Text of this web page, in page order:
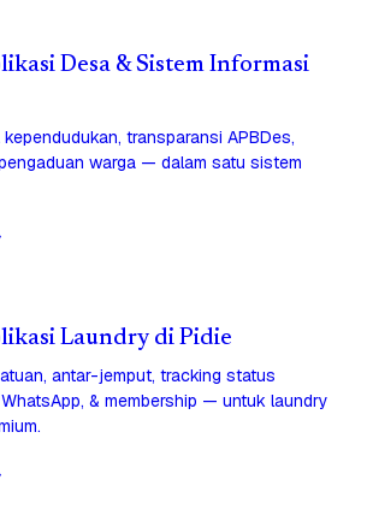
Desa & Sistem Informasi
transparansi APBDes,
warga — dalam satu sistem
Laundry di Pidie
antar-jemput, tracking status
& membership — untuk laundry